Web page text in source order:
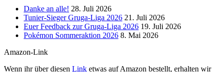
Danke an alle! 28. Juli 2026
Tunier-Sieger Gruga-Liga 2026 21. Juli 2026
Euer Feedback zur Gruga-Liga 2026 19. Juli 2026
Pokémon Sommeraktion 2026 8. Mai 2026
Amazon-Link
Wenn ihr über diesen Link etwas auf Amazon bestellt, erhalten wir